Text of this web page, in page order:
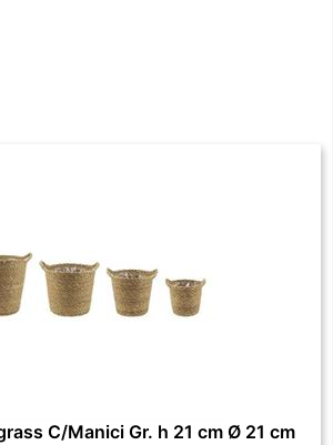
C/Manici Gr. h 21 cm Ø 21 cm